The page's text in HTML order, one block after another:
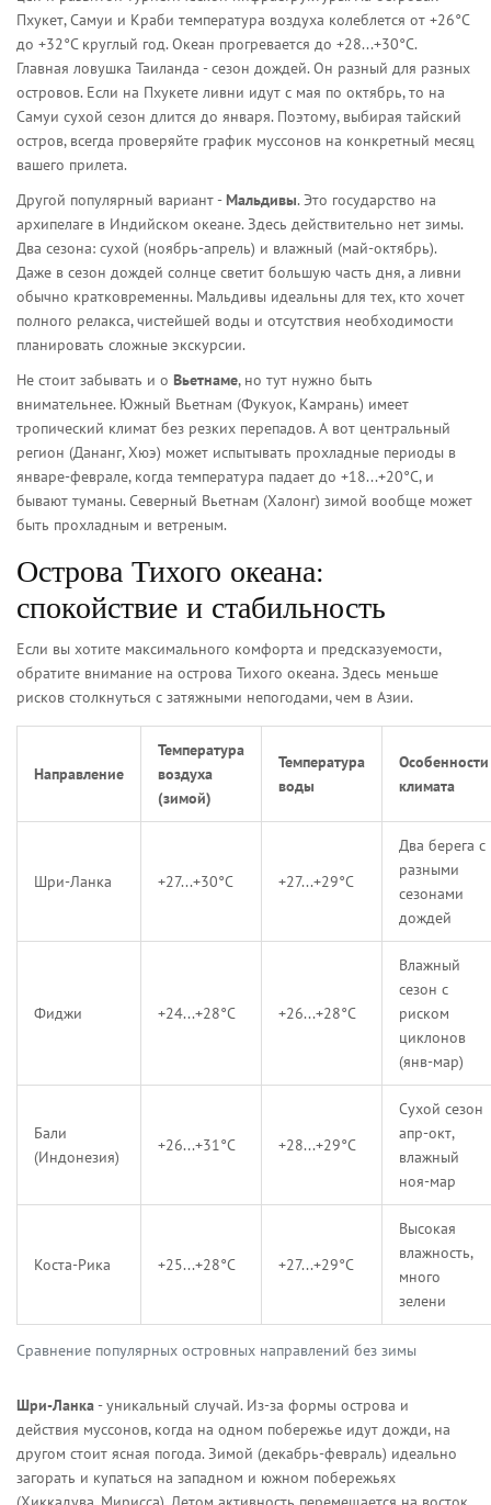
Пхукет, Самуи и Краби температура воздуха колеблется от +26°C
до +32°C круглый год. Океан прогревается до +28...+30°C.
Главная ловушка Таиланда - сезон дождей. Он разный для разных
островов. Если на Пхукете ливни идут с мая по октябрь, то на
Самуи сухой сезон длится до января. Поэтому, выбирая тайский
остров, всегда проверяйте график муссонов на конкретный месяц
вашего прилета.
Другой популярный вариант -Мальдивы. Это государство на
архипелаге в Индийском океане. Здесь действительно нет зимы.
Два сезона: сухой (ноябрь-апрель) и влажный (май-октябрь).
Даже в сезон дождей солнце светит большую часть дня, а ливни
обычно кратковременны. Мальдивы идеальны для тех, кто хочет
полного релакса, чистейшей воды и отсутствия необходимости
планировать сложные экскурсии.
Не стоит забывать и о Вьетнаме, но тут нужно быть
внимательнее. Южный Вьетнам (Фукуок, Камрань) имеет
тропический климат без резких перепадов. А вот центральный
регион (Дананг, Хюэ) может испытывать прохладные периоды в
январе-феврале, когда температура падает до +18...+20°C, и
бывают туманы. Северный Вьетнам (Халонг) зимой вообще может
быть прохладным и ветреным.
Острова Тихого океана:
спокойствие и стабильность
Если вы хотите максимального комфорта и предсказуемости,
обратите внимание на острова Тихого океана. Здесь меньше
рисков столкнуться с затяжными непогодами, чем в Азии.
Сравнение популярных островных направлений без зимы
Направление
Температура
воздуха
(зимой)
Температура
воды
Особенности
климата
Шри-Ланка +27...+30°C +27...+29°C
Два берега с
разными
сезонами
дождей
Фиджи +24...+28°C +26...+28°C
Влажный
сезон с
риском
циклонов
(янв-мар)
Бали
(Индонезия)
+26...+31°C +28...+29°C
Сухой сезон
апр-окт,
влажный
ноя-мар
Коста-Рика +25...+28°C +27...+29°C
Высокая
влажность,
много
зелени
Шри-Ланка- уникальный случай. Из-за формы острова и
действия муссонов, когда на одном побережье идут дожди, на
другом стоит ясная погода. Зимой (декабрь-февраль) идеально
загорать и купаться на западном и южном побережьях